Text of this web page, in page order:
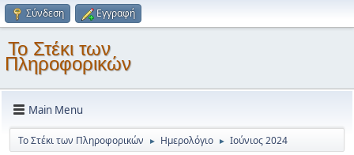
Σύνδεση Εγγραφή
Το Στέκι των
Πληροφορικών
Main Menu
Το Στέκι των Πληροφορικών ► Ημερολόγιο ► Ιούνιος 2024